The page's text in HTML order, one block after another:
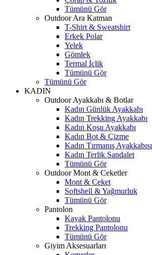
Tümünü Gör
Outdoor Ara Katman
T-Shirt & Sweatshirt
Erkek Polar
Yelek
Gömlek
Termal İçlik
Tümünü Gör
Tümünü Gör
KADIN
Outdoor Ayakkabı & Botlar
Kadın Günlük Ayakkabı
Kadın Trekking Ayakkabı
Kadın Koşu Ayakkabı
Kadın Bot & Çizme
Kadın Tırmanış Ayakkabısı
Kadın Terlik Sandalet
Tümünü Gör
Outdoor Mont & Ceketler
Mont & Ceket
Softshell & Yağmurluk
Tümünü Gör
Pantolon
Kayak Pantolonu
Trekking Pantolonu
Tümünü Gör
Giyim Aksesuarları